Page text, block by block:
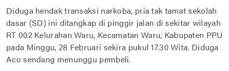
Diduga hendak transaksi narkoba, pria tak tamat sekolah
dasar (SD) ini ditangkap di pinggir jalan di sekitar wilayah
RT 002 Kelurahan Waru, Kecamatan Waru, Kabupaten PPU
pada Minggu, 28 Februari sekira pukul 17.30 Wita. Diduga
Aco sendang menunggu pembeli.